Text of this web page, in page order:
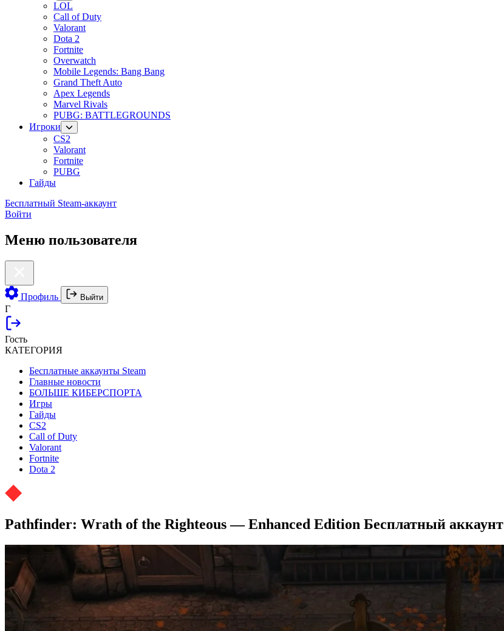
LOL
Call of Duty
Valorant
Dota 2
Fortnite
Overwatch
Mobile Legends: Bang Bang
Grand Theft Auto
Apex Legends
Marvel Rivals
PUBG: BATTLEGROUNDS
Игроки
CS2
Valorant
Fortnite
PUBG
Гайды
Бесплатный Steam-аккаунт
Войти
Меню пользователя
Профиль Выйти
Г
Гость
КАТЕГОРИЯ
Бесплатные аккаунты Steam
Главные новости
БОЛЬШЕ КИБЕРСПОРТА
Игры
Гайды
CS2
Call of Duty
Valorant
Fortnite
Dota 2
Pathfinder: Wrath of the Righteous — Enhanced Edition Бесплатный аккаунт